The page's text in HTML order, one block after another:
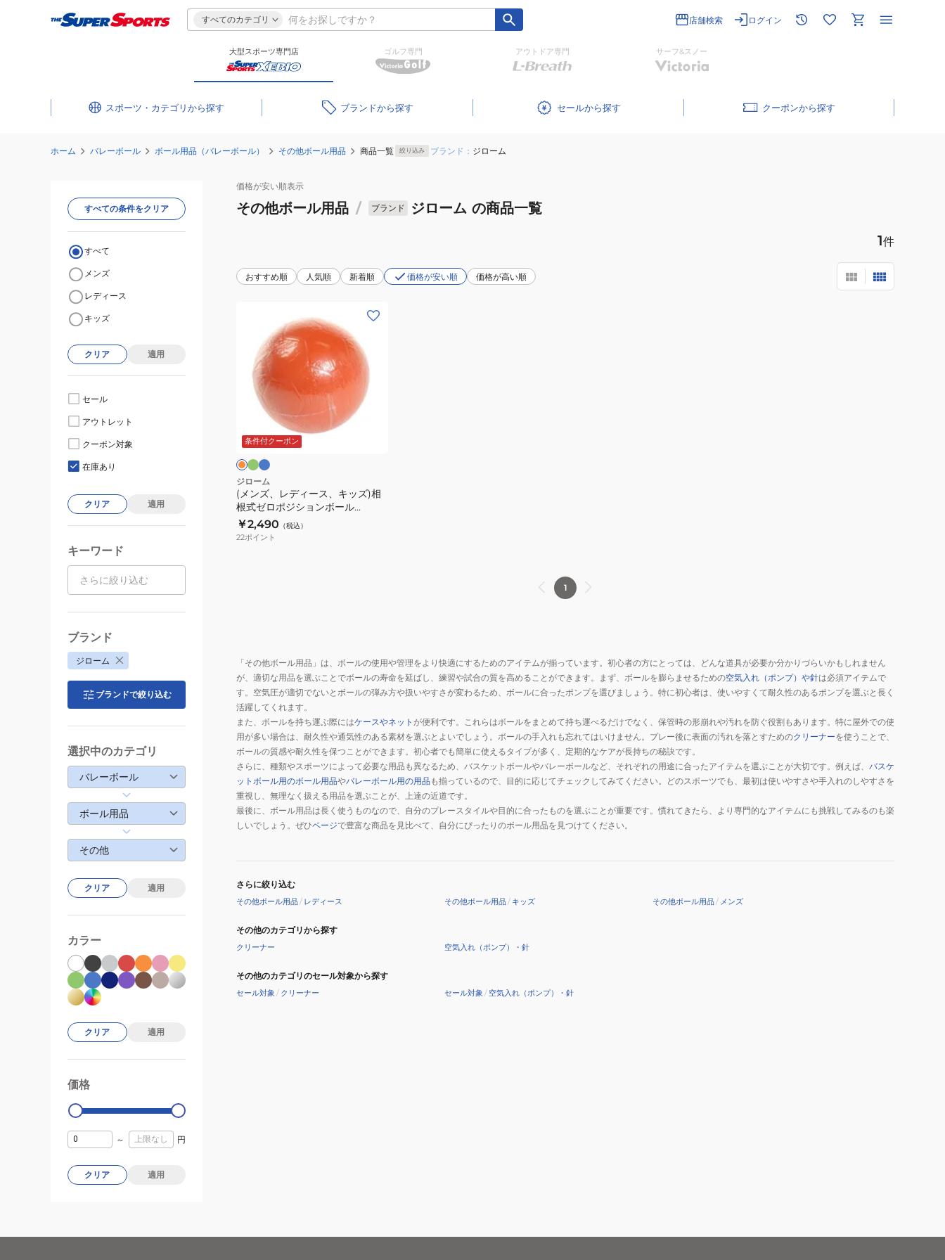
すべてのカテゴリ 店舗検索 ログイン
大型スポーツ専門店 ゴルフ専門 アウトドア専門 サーフ&スノー
スポーツ・カテゴリ ブランド セール クーポン
ホーム バレーボール ボール用品（バレーボール） その他ボール用品 商品一覧 絞り込み ブランド： ジローム
価格が安い順表示
その他ボール用品 / ブランド ジローム の商品一覧
1件
おすすめ順 人気順 新着順 価格が安い順 価格が高い順
キ
ッ
ズ)
相
根
式
ボ
ー
ル
2S8203-
SCAC-
750ZK
条件付クーポン
ジローム
(メンズ、レディース、キッズ)相
根式ゼロポジションボール
2S8203-SCAC-750ZK
￥2,490 （税込）
22ポイント
1
「その他ボール用品」は、ボールの使用や管理をより快適にするためのアイテムが揃っています。初心者の方にとっては、どんな道具が必要か分かりづらいかもしれません
が、適切な用品を選ぶことでボールの寿命を延ばし、練習や試合の質を高めることができます。まず、ボールを膨らませるための空気入れ（ポンプ）や針は必須アイテムで
す。空気圧が適切でないとボールの弾み方や扱いやすさが変わるため、ボールに合ったポンプを選びましょう。特に初心者は、使いやすくて耐久性のあるポンプを選ぶと長く
活躍してくれます。
また、ボールを持ち運ぶ際にはケースやネット が便利です。これらはボールをまとめて持ち運べるだけでなく、保管時の形崩れや汚れを防ぐ役割もあります。特に屋外での使
用が多い場合は、耐久性や通気性のある素材を選ぶとよいでしょう。ボールの手入れも忘れてはいけません。プレー後に表面の汚れを落とすためのクリーナーを使うことで、
ボールの質感や耐久性を保つことができます。初心者でも簡単に使えるタイプが多く、定期的なケアが長持ちの秘訣です。
さらに、種類やスポーツによって必要な用品も異なるため、バスケットボールやバレーボールなど、それぞれの用途に合ったアイテムを選ぶことが大切です。例えば、 バスケ
ットボール用のボール用品やバレーボール用の用品も揃っているので、目的に応じてチェックしてみてください。どのスポーツでも、最初は使いやすさや手入れのしやすさを
重視し、無理なく扱える用品を選ぶことが、上達の近道です。
最後に、ボール用品は長く使うものなので、自分のプレースタイルや目的に合ったものを選ぶことが重要です。慣れてきたら、より専門的なアイテムにも挑戦してみるのも楽
しいでしょう。ぜひページで豊富な商品を見比べて、自分にぴったりのボール用品を見つけてください。
さらに絞り込む
その他ボール用品/ レディース その他ボール用品/ キッズ その他ボール用品/ メンズ
その他のカテゴリから探す
クリーナー 空気入れ（ポンプ）・針
その他のカテゴリのセール対象から探す
セール対象 / クリーナー セール対象 / 空気入れ（ポンプ）・針
すべての条件をクリア
すべて
メンズ
レディース
キッズ
クリア 適用
セール
アウトレット
クーポン対象
在庫あり
クリア 適用
キーワード
ブランド
ジローム
ブランドで絞り込む
選択中のカテゴリ
バレーボール
ボール用品
その他
クリア 適用
カラー
クリア 適用
価格
0
～ 円
クリア 適用